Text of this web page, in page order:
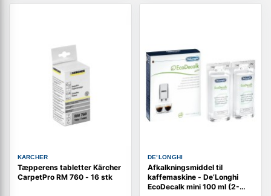
KARCHER
Tæpperens tabletter Kärcher
CarpetPro RM 760 - 16 stk
DE’LONGHI
Afkalkningsmiddel til
kaffemaskine - De’Longhi
EcoDecalk mini 100 ml (2-